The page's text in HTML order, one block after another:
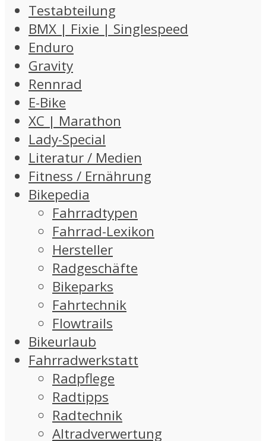
Testabteilung
BMX | Fixie | Singlespeed
Enduro
Gravity
Rennrad
E-Bike
XC | Marathon
Lady-Special
Literatur / Medien
Fitness / Ernährung
Bikepedia
Fahrradtypen
Fahrrad-Lexikon
Hersteller
Radgeschäfte
Bikeparks
Fahrtechnik
Flowtrails
Bikeurlaub
Fahrradwerkstatt
Radpflege
Radtipps
Radtechnik
Altradverwertung